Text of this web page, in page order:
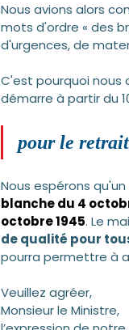
Nous avions alors
mots d'ordre « des
d'urgences, de
C'est pourquoi nous
démarre à partir du
pour le
Nous espérons
blanche du 4
octobre 1945. Le
de qualité pour
pourra permettre à
Veuillez agréer,
Monsieur le Ministre,